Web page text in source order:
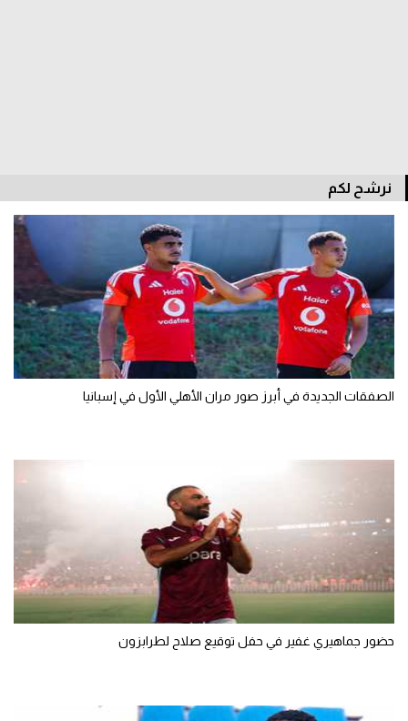
نرشح لكم
الصفقات الجديدة في أبرز صور مران الأهلي الأول في إسبانيا
حضور جماهيري غفير في حفل توقيع صلاح لطرابزون